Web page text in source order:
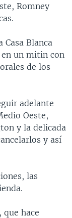
Romney
Blanca
un mitin con
de los
adelante
Oeste,
y la delicada
y así
las
hace